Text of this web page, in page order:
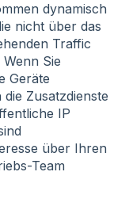
dynamisch
nicht über das
Traffic
Sie
Geräte
Zusatzdienste
IP
über Ihren
Team